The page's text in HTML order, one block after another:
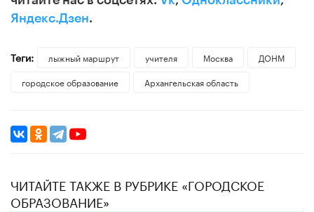
Яндекс.Дзен.
Теги: лыжный маршрут учителя Москва
ДОНМ
городское образование
Архангельская область
ЧИТАЙТЕ ТАКЖЕ В РУБРИКЕ «ГОРОДСКОЕ
ОБРАЗОВАНИЕ»